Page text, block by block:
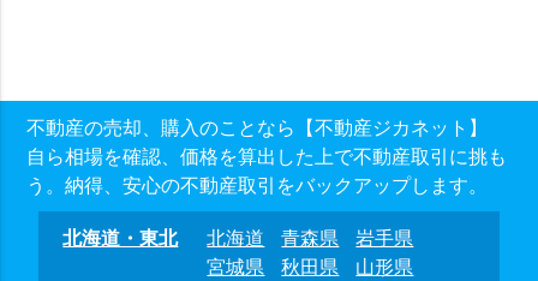
不動産の売却、購入のことなら【不動産ジカネット】
自ら相場を確認、価格を算出した上で不動産取引に挑も
う。納得、安心の不動産取引をバックアップします。
北海道・東北 北海道 青森県
岩手県
宮城県
秋田県
山形県